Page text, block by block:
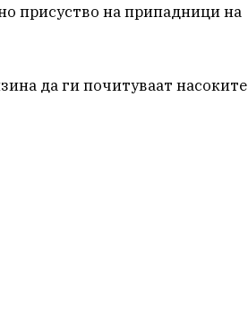
присуство на припадници на
да ги почитуваат насоките